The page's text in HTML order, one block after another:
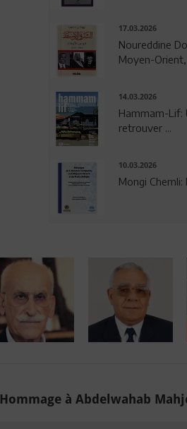
17.03.2026
Noureddine
Moyen-Orient,
14.03.2026
Hammam-Lif:
retrouver ...
10.03.2026
Mongi Chemli:
Hommage à Abdelwahab